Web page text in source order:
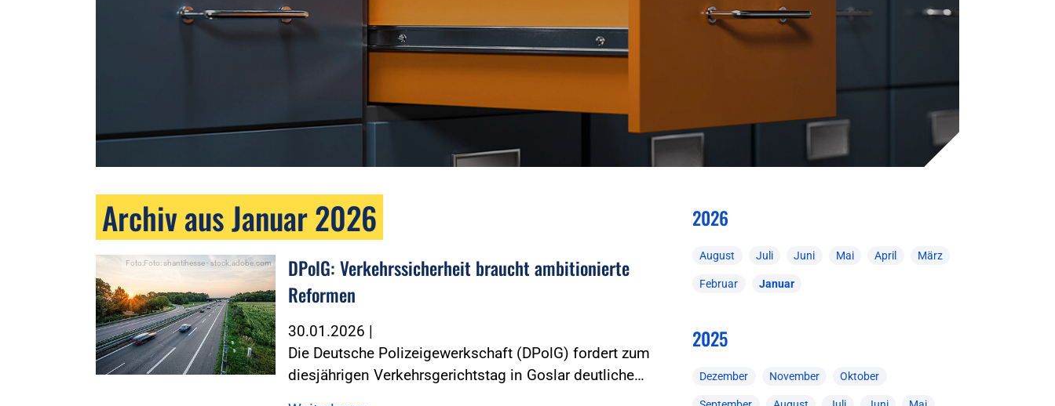
Archiv aus Januar 2026
Foto:Foto: shantihesse - stock.adobe.com
DPolG: Verkehrssicherheit braucht ambitionierte
Reformen
30.01.2026 |
Die Deutsche Polizeigewerkschaft (DPolG) fordert zum
diesjährigen Verkehrsgerichtstag in Goslar deutliche…
2026
August Juli Juni Mai April März
Februar Januar
2025
Dezember November Oktober